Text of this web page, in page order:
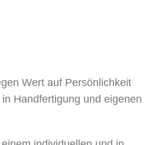
Wert auf Persönlichkeit
Handfertigung und eigenen